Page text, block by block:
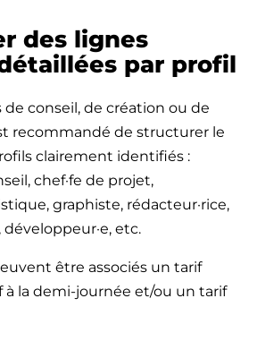
des lignes
par profil
de conseil, de création ou de
recommandé de structurer le
clairement identifiés :
chef·fe de projet,
graphiste, rédacteur·rice,
etc.
être associés un tarif
à la demi-journée et/ou un tarif